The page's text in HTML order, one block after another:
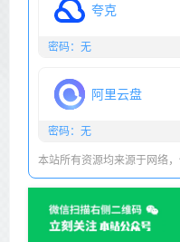
夸克
密码：无
阿里云盘
密码：无
本站所有资源均来源于网络